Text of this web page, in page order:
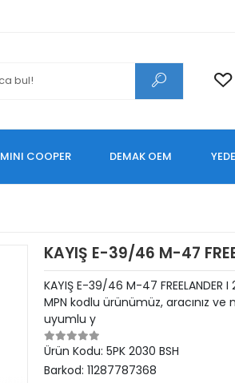
MINI COOPER DEMAK OEM
KAYIŞ E-39/46 M-47
KAYIŞ E-39/46 M-47
MPN kodlu ürünümüz, aracınız
uyumlu y
Ürün Kodu: 5PK 2030 BSH
Barkod: 11287787368